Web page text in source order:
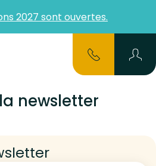
2027 sont ouvertes.
newsletter